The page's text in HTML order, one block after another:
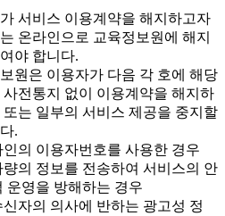
서비스 이용계약을 해지하고자
온라인으로 교육정보원에 해지
야 합니다.
원은 이용자가 다음 각 호에 해당
사전통지 없이 이용계약을 해지하
또는 일부의 서비스 제공을 중지할
.
인의 이용자번호를 사용한 경우
량의 정보를 전송하여 서비스의 안
운영을 방해하는 경우
신자의 의사에 반하는 광고성 정